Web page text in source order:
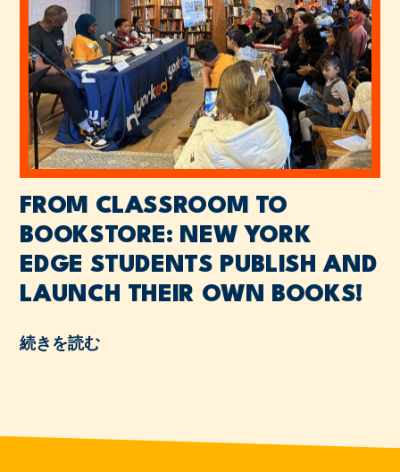
FROM CLASSROOM TO
BOOKSTORE: NEW YORK
EDGE STUDENTS PUBLISH AND
LAUNCH THEIR OWN BOOKS!
続きを読む